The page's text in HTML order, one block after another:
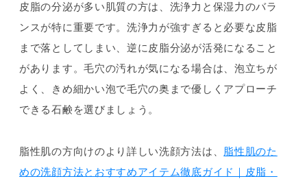
皮脂の分泌が多い肌質の方は、洗浄力と保湿力のバラ
ンスが特に重要です。洗浄力が強すぎると必要な皮脂
まで落としてしまい、逆に皮脂分泌が活発になること
があります。毛穴の汚れが気になる場合は、泡立ちが
よく、きめ細かい泡で毛穴の奥まで優しくアプローチ
できる石鹸を選びましょう。
脂性肌の方向けのより詳しい洗顔方法は、 脂性肌のた
めの洗顔方法とおすすめアイテム徹底ガイド｜皮脂・